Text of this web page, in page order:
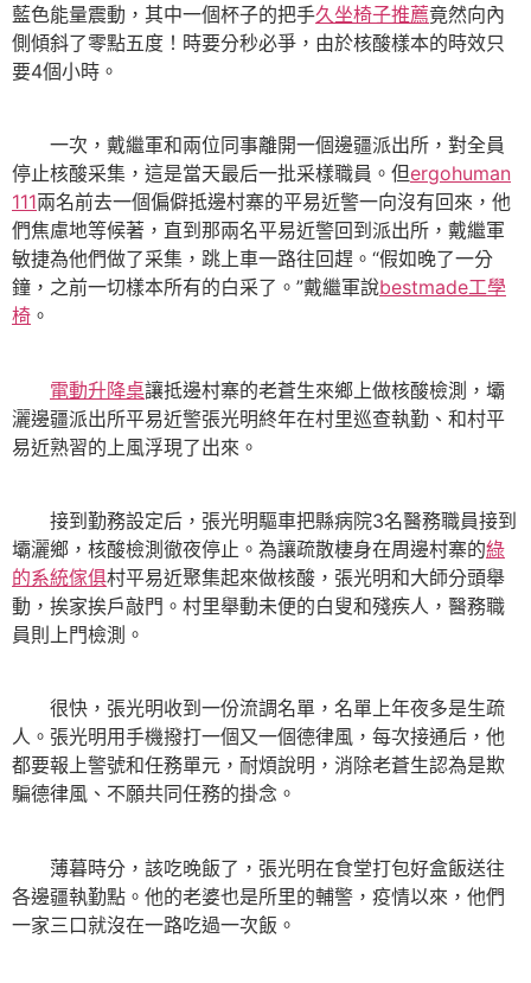
藍色能量震動，其中一個杯子的把手久坐椅子推薦竟然向內
側傾斜了零點五度！時要分秒必爭，由於核酸樣本的時效只
要4個小時。
一次，戴繼軍和兩位同事離開一個邊疆派出所，對全員
停止核酸采集，這是當天最后一批采樣職員。但ergohuman
111兩名前去一個偏僻抵邊村寨的平易近警一向沒有回來，他
們焦慮地等候著，直到那兩名平易近警回到派出所，戴繼軍
敏捷為他們做了采集，跳上車一路往回趕。“假如晚了一分
鐘，之前一切樣本所有的白采了。”戴繼軍說bestmade工學
椅 。
電動升降桌讓抵邊村寨的老蒼生來鄉上做核酸檢測，壩
灑邊疆派出所平易近警張光明終年在村里巡查執勤、和村平
易近熟習的上風浮現了出來。
接到勤務設定后，張光明驅車把縣病院3名醫務職員接到
壩灑鄉，核酸檢測徹夜停止。為讓疏散棲身在周邊村寨的綠
的系統傢俱村平易近聚集起來做核酸，張光明和大師分頭舉
動，挨家挨戶敲門。村里舉動未便的白叟和殘疾人，醫務職
員則上門檢測。
很快，張光明收到一份流調名單，名單上年夜多是生疏
人。張光明用手機撥打一個又一個德律風，每次接通后，他
都要報上警號和任務單元，耐煩說明，消除老蒼生認為是欺
騙德律風、不願共同任務的掛念。
薄暮時分，該吃晚飯了，張光明在食堂打包好盒飯送往
各邊疆執勤點。他的老婆也是所里的輔警，疫情以來，他們
一家三口就沒在一路吃過一次飯。